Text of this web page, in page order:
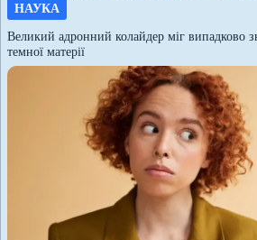
НАУКА
Великий адронний колайдер міг випадково
темної матерії